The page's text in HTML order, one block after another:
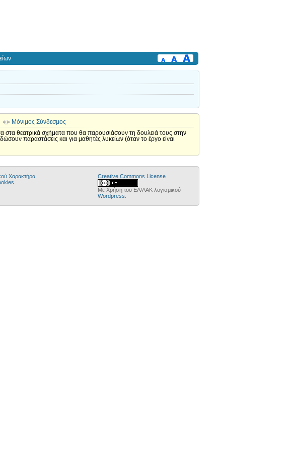
Μόνιμος Σύνδεσμος
στα θεατρικά σχήματα που θα παρουσιάσουν τη δουλειά τους στην
παραστάσεις και για μαθητές λυκείων (όταν το έργο είναι
Χαρακτήρα
Creative Commons License
Με Χρήση του ΕΛ/ΛΑΚ λογισμικού
Wordpress